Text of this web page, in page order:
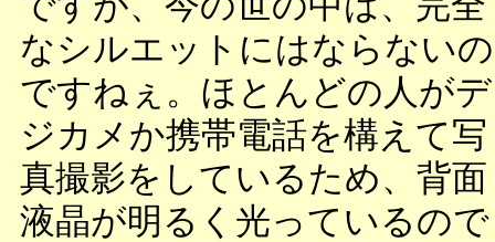
なシルエットにはならないの
ですねぇ。ほとんどの人がデ
ジカメか携帯電話を構えて写
真撮影をしているため、背面
液晶が明るく光っているので